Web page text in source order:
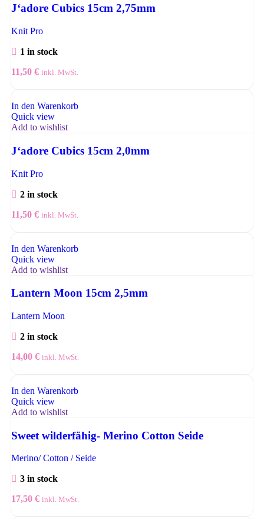
J‘adore Cubics 15cm 2,75mm
Knit Pro
1 in stock
11,50 € inkl. MwSt.
In den Warenkorb
Quick view
Add to wishlist
J‘adore Cubics 15cm 2,0mm
Knit Pro
2 in stock
11,50 € inkl. MwSt.
In den Warenkorb
Quick view
Add to wishlist
Lantern Moon 15cm 2,5mm
Lantern Moon
2 in stock
14,00 € inkl. MwSt.
In den Warenkorb
Quick view
Add to wishlist
Sweet wilderfähig- Merino Cotton Seide
Merino/ Cotton / Seide
3 in stock
17,50 € inkl. MwSt.